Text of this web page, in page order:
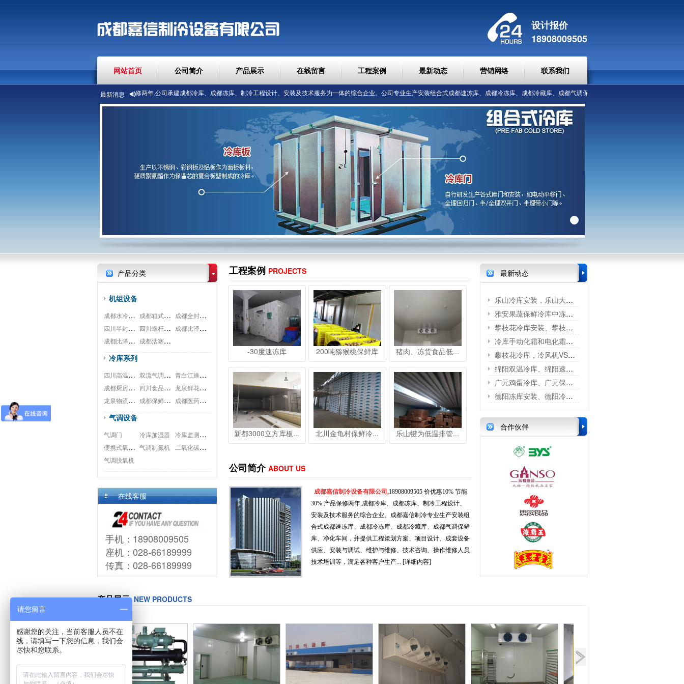
设计报价
18908009505
网站首页 公司简介 产品展示 在线留言 工程案例 最新动态 营销网络 联系我们
最新消息
18908009505 价低10% 节能30% 产品保修两年.公司承建成都冷库、成都冻库、制冷工程设计、安装及技术服务为一体的综合企业。公司专业生产安装组合式成都速冻库、成都冷冻库、成都冷藏库、成都气调保鲜库、净化车间，并提供工程策划
产品分类
机组设备
成都水冷式机组
成都箱式一体机
成都全封闭机组
四川半封闭机组
四川螺杆式机组
成都比泽尔螺杆
成都比泽尔双极
成都活塞式机组
冷库系列
四川高温冷库工程
双流气调冷库工程
青白江速冻冷库安装工程
成都厨房冷库安装工程
四川食品冷库安装工程
龙泉鲜花冷库安装工程
龙泉物流冷库安装工程
成都保鲜冷库安装工程
成都医药冷库安装工程
气调设备
气调门 冷库加湿器
冷库监测系统
便携式氧测试仪 气调制氮机 二氧化碳脱除
气调脱氧机
在线客服
手机：18908009505
座机：028-66189999
传真：028-66189999
工程案例 PROJECTS
-30度速冻库 200吨猕猴桃保鲜库 猪肉、冻货食品低...
新都3000立方库板... 北川金龟村保鲜冷... 乐山犍为低温排管...
公司简介 ABOUT US
成都嘉信制冷设备有限公司,18908009505 价优惠10% 节能
30% 产品保修两年,成都冷库、成都冻库、制冷工程设计、
安装及技术服务的综合企业。成都嘉信制冷专业生产安装组
合式成都速冻库、成都冷冻库、成都冷藏库、成都气调保鲜
库、净化车间，并提供工程策划方案、项目设计、成套设备
供应、安装与调试、维护与维修、技术咨询、操作维修人员
技术培训等，满足各种客户生产... [详细内容]
最新动态
乐山冷库安装，乐山大型冷库安装、乐...
雅安果蔬保鲜冷库中冻害是怎么形成的呢？
攀枝花冷库安装、攀枝花保鲜冷库、攀枝...
冷库手动化霜和电化霜的区别？
攀枝花冷库，冷风机VS铝排管
绵阳双温冷库、绵阳速冻库
广元鸡蛋冷库、广元保鲜冷库、广元冷藏...
德阳冻库安装、德阳冷藏库、德阳冷库安...
合作伙伴
产品展示 NEW PRODUCTS
请您留言
感谢您的关注，当前客服人员不在
线，请填写一下您的信息，我们会
尽快和您联系。